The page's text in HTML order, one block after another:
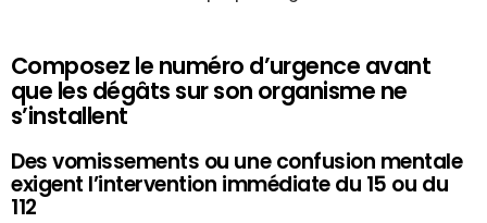
Composez le numéro d’urgence avant
que les dégâts sur son organisme ne
s’installent
Des vomissements ou une confusion mentale
exigent l’intervention immédiate du 15 ou du
112